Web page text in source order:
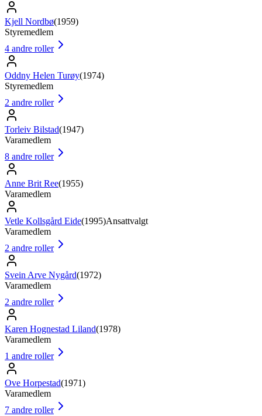
Kjell Nordbø(1959)
Styremedlem
4 andre roller
Oddny Helen Turøy(1974)
Styremedlem
2 andre roller
Torleiv Bilstad(1947)
Varamedlem
8 andre roller
Anne Brit Ree(1955)
Varamedlem
Vetle Kollsgård Eide(1995)Ansattvalgt
Varamedlem
2 andre roller
Svein Arve Nygård(1972)
Varamedlem
2 andre roller
Karen Hognestad Liland(1978)
Varamedlem
1 andre roller
Ove Horpestad(1971)
Varamedlem
7 andre roller